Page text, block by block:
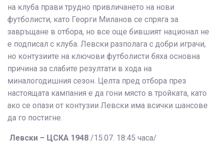
на клуба прави трудно привличането на нови
футболисти, като Георги Миланов се спряга за
завръщане в отбора, но все още бившият национал не
е подписал с клуба. Левски разполага с добри играчи,
но контузиите на ключови футболисти бяха основна
причина за слабите резултати в хода на
миналогодишния сезон. Целта пред отбора през
настоящата кампания е да гони място в тройката, като
ако се опази от контузии Левски има всички шансове
да го постигне.
Левски – ЦСКА 1948 /15.07. 18:45 часа/